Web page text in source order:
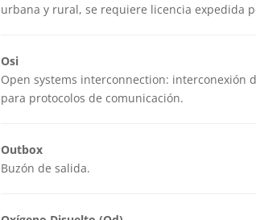
urbana y rural, se requiere licencia expedida
Osi
Open systems interconnection: interconexión
para protocolos de comunicación.
Outbox
Buzón de salida.